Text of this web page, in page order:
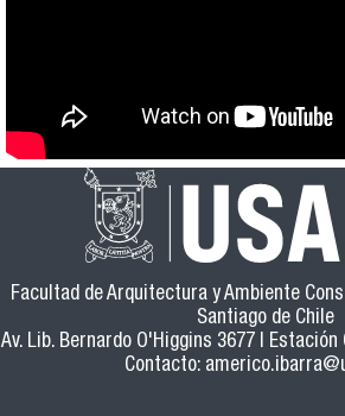
Facultad de Arquitectura y Ambiente
Santiago de Chile
Av. Lib. Bernardo O'Higgins 3677 |
Contacto: